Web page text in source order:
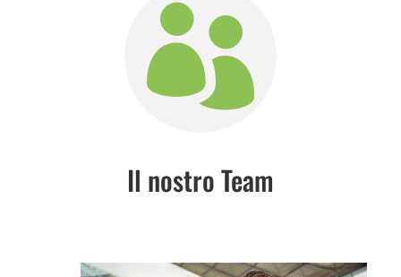

Il nostro Team